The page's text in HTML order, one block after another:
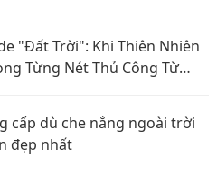
"Đất Trời": Khi Thiên Nhiên
Từng Nét Thủ Công Từ
cấp dù che nắng ngoài trời
đẹp nhất